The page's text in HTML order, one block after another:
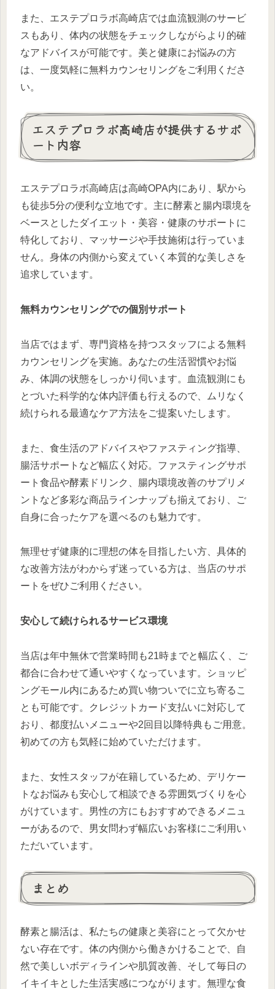
また、エステプロラボ高崎店では血流観測のサービ
スもあり、体内の状態をチェックしながらより的確
なアドバイスが可能です。美と健康にお悩みの方
は、一度気軽に無料カウンセリングをご利用くださ
い。
エステプロラボ高崎店が提供するサポ
ート内容
エステプロラボ高崎店は高崎OPA内にあり、駅から
も徒歩5分の便利な立地です。主に酵素と腸内環境を
ベースとしたダイエット・美容・健康のサポートに
特化しており、マッサージや手技施術は行っていま
せん。身体の内側から変えていく本質的な美しさを
追求しています。
無料カウンセリングでの個別サポート
当店ではまず、専門資格を持つスタッフによる無料
カウンセリングを実施。あなたの生活習慣やお悩
み、体調の状態をしっかり伺います。血流観測にも
とづいた科学的な体内評価も行えるので、ムリなく
続けられる最適なケア方法をご提案いたします。
また、食生活のアドバイスやファスティング指導、
腸活サポートなど幅広く対応。ファスティングサポ
ート食品や酵素ドリンク、腸内環境改善のサプリメ
ントなど多彩な商品ラインナップも揃えており、ご
自身に合ったケアを選べるのも魅力です。
無理せず健康的に理想の体を目指したい方、具体的
な改善方法がわからず迷っている方は、当店のサポ
ートをぜひご利用ください。
安心して続けられるサービス環境
当店は年中無休で営業時間も21時までと幅広く、ご
都合に合わせて通いやすくなっています。ショッピ
ングモール内にあるため買い物ついでに立ち寄るこ
とも可能です。クレジットカード支払いに対応して
おり、都度払いメニューや2回目以降特典もご用意。
初めての方も気軽に始めていただけます。
また、女性スタッフが在籍しているため、デリケー
トなお悩みも安心して相談できる雰囲気づくりを心
がけています。男性の方にもおすすめできるメニュ
ーがあるので、男女問わず幅広いお客様にご利用い
ただいています。
まとめ
酵素と腸活は、私たちの健康と美容にとって欠かせ
ない存在です。体の内側から働きかけることで、自
然で美しいボディラインや肌質改善、そして毎日の
イキイキとした生活実感につながります。無理な食